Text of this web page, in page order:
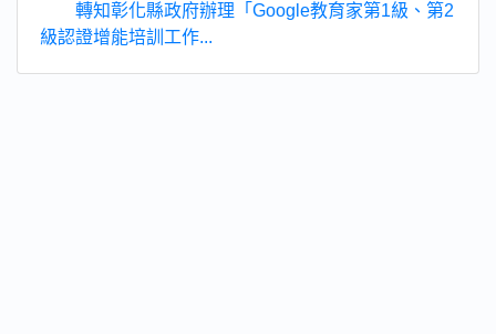
轉知彰化縣政府辦理「Google教育家第1級、第2
級認證增能培訓工作...